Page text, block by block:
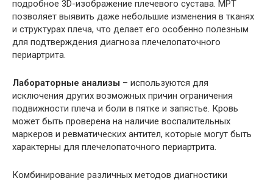
подробное 3D-изображение плечевого сустава. МРТ
позволяет выявить даже небольшие изменения в тканях
и структурах плеча, что делает его особенно полезным
для подтверждения диагноза плечелопаточного
периартрита.
Лабораторные анализы – используются для
исключения других возможных причин ограничения
подвижности плеча и боли в пятке и запястье. Кровь
может быть проверена на наличие воспалительных
маркеров и ревматических антител, которые могут быть
характерны для плечелопаточного периартрита.
Комбинирование различных методов диагностики